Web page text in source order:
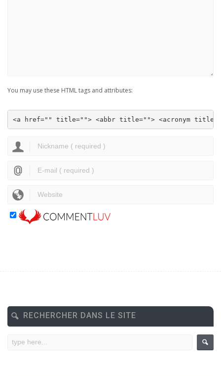
You may use these HTML tags and attributes:
<a href="" title=""> <abbr title=""> <acronym
RECHERCHER DANS LE SITE